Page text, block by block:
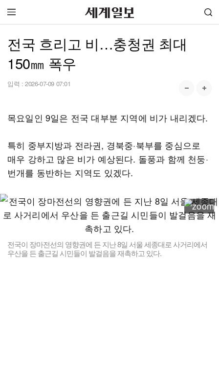
전국 흐리고 비…충청권 최대
150㎜ 폭우
입력 : 2026-07-09 07:01
목요일인 9일은 전국 대부분 지역에 비가 내리겠다.
특히 중부지방과 전라권, 경북중·북부를 중심으로
매우 강하고 많은 비가 예상된다. 돌풍과 함께 천둥·
번개를 동반하는 지역도 있겠다.
전국이 장마전선의 영향권에 든 지난 8일 서울 세종대로 사거리에서
우산을 든 출근길 시민들이 발걸음을 재촉하고 있다.